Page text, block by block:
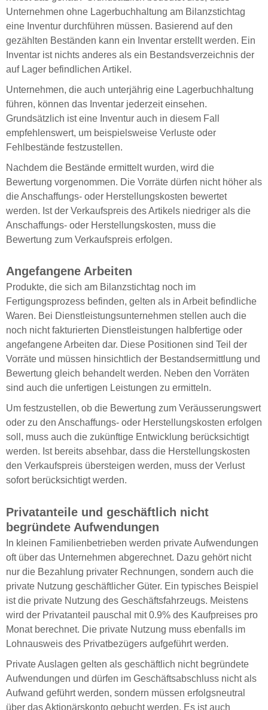
Unternehmen ohne Lagerbuchhaltung am Bilanzstichtag
eine Inventur durchführen müssen. Basierend auf den
gezählten Beständen kann ein Inventar erstellt werden. Ein
Inventar ist nichts anderes als ein Bestandsverzeichnis der
auf Lager befindlichen Artikel.
Unternehmen, die auch unterjährig eine Lagerbuchhaltung
führen, können das Inventar jederzeit einsehen.
Grundsätzlich ist eine Inventur auch in diesem Fall
empfehlenswert, um beispielsweise Verluste oder
Fehlbestände festzustellen.
Nachdem die Bestände ermittelt wurden, wird die
Bewertung vorgenommen. Die Vorräte dürfen nicht höher als
die Anschaffungs- oder Herstellungskosten bewertet
werden. Ist der Verkaufspreis des Artikels niedriger als die
Anschaffungs- oder Herstellungskosten, muss die
Bewertung zum Verkaufspreis erfolgen.
Angefangene Arbeiten
Produkte, die sich am Bilanzstichtag noch im
Fertigungsprozess befinden, gelten als in Arbeit befindliche
Waren. Bei Dienstleistungsunternehmen stellen auch die
noch nicht fakturierten Dienstleistungen halbfertige oder
angefangene Arbeiten dar. Diese Positionen sind Teil der
Vorräte und müssen hinsichtlich der Bestandsermittlung und
Bewertung gleich behandelt werden. Neben den Vorräten
sind auch die unfertigen Leistungen zu ermitteln.
Um festzustellen, ob die Bewertung zum Veräusserungswert
oder zu den Anschaffungs- oder Herstellungskosten erfolgen
soll, muss auch die zukünftige Entwicklung berücksichtigt
werden. Ist bereits absehbar, dass die Herstellungskosten
den Verkaufspreis übersteigen werden, muss der Verlust
sofort berücksichtigt werden.
Privatanteile und geschäftlich nicht
begründete Aufwendungen
In kleinen Familienbetrieben werden private Aufwendungen
oft über das Unternehmen abgerechnet. Dazu gehört nicht
nur die Bezahlung privater Rechnungen, sondern auch die
private Nutzung geschäftlicher Güter. Ein typisches Beispiel
ist die private Nutzung des Geschäftsfahrzeugs. Meistens
wird der Privatanteil pauschal mit 0.9% des Kaufpreises pro
Monat berechnet. Die private Nutzung muss ebenfalls im
Lohnausweis des Privatbezügers aufgeführt werden.
Private Auslagen gelten als geschäftlich nicht begründete
Aufwendungen und dürfen im Geschäftsabschluss nicht als
Aufwand geführt werden, sondern müssen erfolgsneutral
über das Aktionärskonto gebucht werden. Es ist auch